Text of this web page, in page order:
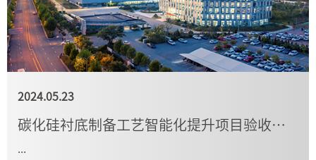
2024.05.23
碳化硅衬底制备工艺智能化提升项目验收报告表
...